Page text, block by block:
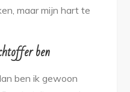
maar mijn hart te
ben
ben ik gewoon